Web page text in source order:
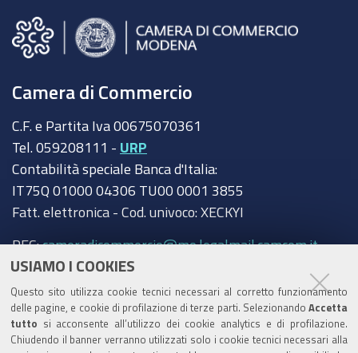
USIAMO I COOKIES
Questo sito utilizza cookie tecnici necessari al corretto funzionamento
delle pagine, e cookie di profilazione di terze parti. Selezionando Accetta
tutto si acconsente all’utilizzo dei cookie analytics e di profilazione.
Chiudendo il banner verranno utilizzati solo i cookie tecnici necessari alla
Camera di Commercio
C.F. e Partita Iva 00675070361
Tel. 059208111 - URP
Contabilità speciale Banca d'Italia:
IT75Q 01000 04306 TU00 0001 3855
Fatt. elettronica - Cod. univoco: XECKYI
PEC:cameradicommercio@mo.legalmail.camcom.it
Amministrazione trasparente
Albo Camerale